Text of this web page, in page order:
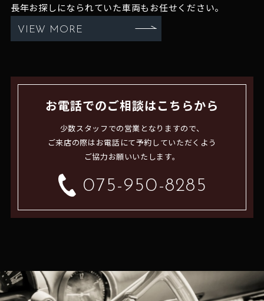
長年お探しになられていた車両もお任せください。
VIEW MORE
お電話でのご相談はこちらから
少数スタッフでの営業となりますので、
ご来店の際はお電話にて予約していただくよう
ご協力お願いいたします。
075-950-8285